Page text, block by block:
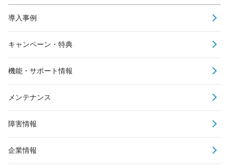
導入事例
キャンペーン・特典
機能・サポート情報
メンテナンス
障害情報
企業情報